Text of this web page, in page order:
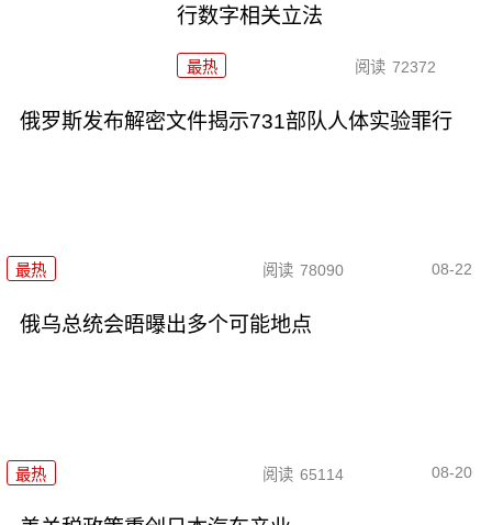
行数字相关立法
最热 阅读 72372
俄罗斯发布解密文件揭示731部队人体实验罪行
最热 阅读 78090 08-22
俄乌总统会晤曝出多个可能地点
最热 阅读 65114 08-20